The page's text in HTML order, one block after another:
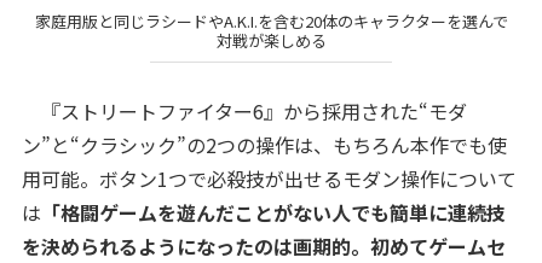
家庭用版と同じラシードやA.K.I.を含む20体のキャラクターを選んで
対戦が楽しめる
『ストリートファイター6』から採用された“モダ
ン”と“クラシック”の2つの操作は、もちろん本作でも使
用可能。ボタン1つで必殺技が出せるモダン操作について
は 「格闘ゲームを遊んだことがない人でも簡単に連続技
を決められるようになったのは画期的。初めてゲームセ